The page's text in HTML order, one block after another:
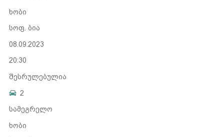
ხობი
სოფ. ბია
08.09.2023
20:30
შესრულებულია
2
სამეგრელო
ხობი